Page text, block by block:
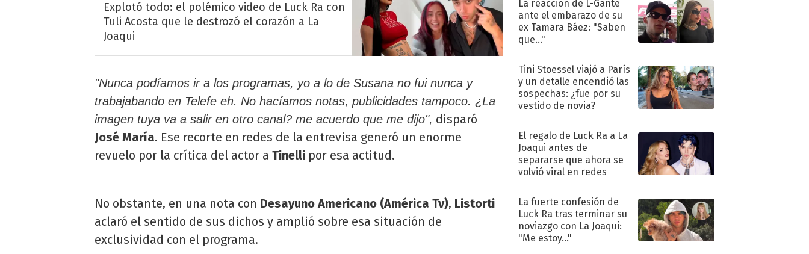
Explotó todo: el polémico video de Luck Ra con
Tuli Acosta que le destrozó el corazón a La
Joaqui
"Nunca podíamos ir a los programas, yo a lo de Susana no fui nunca y
trabajabando en Telefe eh. No hacíamos notas, publicidades tampoco. ¿La
imagen tuya va a salir en otro canal? me acuerdo que me dijo", disparó
José María. Ese recorte en redes de la entrevisa generó un enorme
revuelo por la crítica del actor a Tinelli por esa actitud.
No obstante, en una nota con Desayuno Americano (América Tv), Listorti
aclaró el sentido de sus dichos y amplió sobre esa situación de
exclusividad con el programa.
La reacción de L-Gante
ante el embarazo de su
ex Tamara Báez: "Saben
que..."
Tini Stoessel viajó a París
y un detalle encendió las
sospechas: ¿fue por su
vestido de novia?
El regalo de Luck Ra a La
Joaqui antes de
separarse que ahora se
volvió viral en redes
La fuerte confesión de
Luck Ra tras terminar su
noviazgo con La Joaqui:
"Me estoy..."